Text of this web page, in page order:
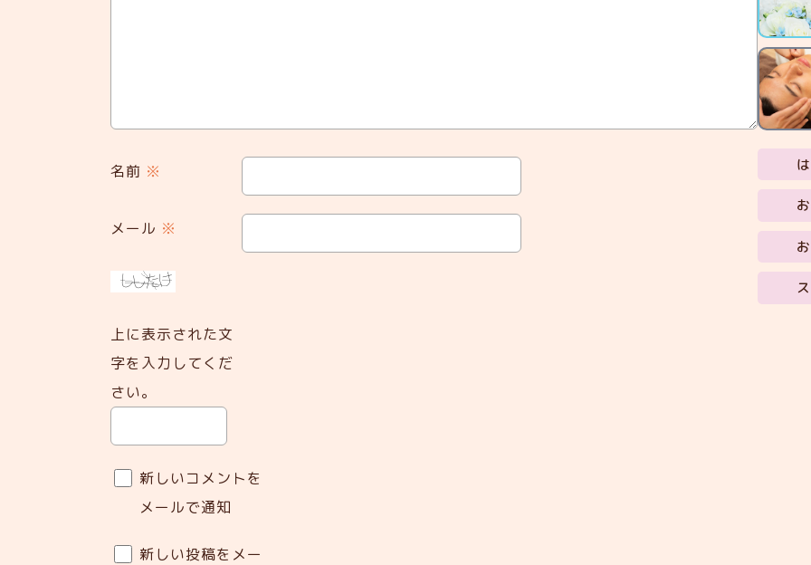
名前 ※
メール ※
上に表示された文
字を入力してくだ
さい。
新しいコメントを
メールで通知
新しい投稿をメー